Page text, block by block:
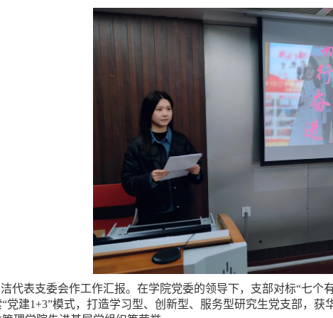
代表支委会作工作汇报。在学院党委的领导下，支部对标“七个
党建1+3”模式，打造学习型、创新型、服务型研究生党支部，获